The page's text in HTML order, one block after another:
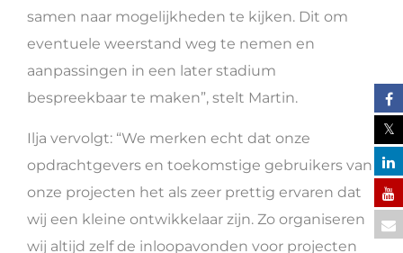
samen naar mogelijkheden te kijken. Dit om
eventuele weerstand weg te nemen en
aanpassingen in een later stadium
bespreekbaar te maken”, stelt Martin.
Ilja vervolgt: “We merken echt dat onze
opdrachtgevers en toekomstige gebruikers van
onze projecten het als zeer prettig ervaren dat
wij een kleine ontwikkelaar zijn. Zo organiseren
wij altijd zelf de inloopavonden voor projecten